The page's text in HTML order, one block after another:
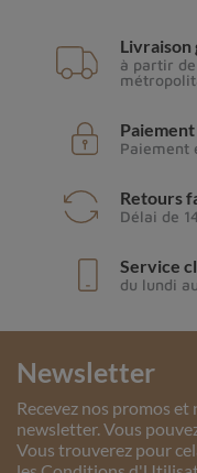
Livraison
à partir
Paiement
Retours
Délai de
Service
du lundi
Newsletter
Recevez nos promos
newsletter. Vous
Vous trouverez pour